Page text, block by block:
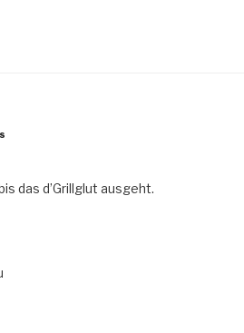
das d’Grillglut ausgeht.